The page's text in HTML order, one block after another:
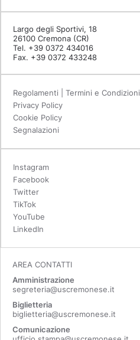
Largo degli Sportivi, 18
26100 Cremona (CR)
Tel. +39 0372 434016
Fax. +39 0372 433248
Regolamenti | Termini e Condizioni
Privacy Policy
Cookie Policy
Segnalazioni
Instagram
Facebook
Twitter
TikTok
YouTube
LinkedIn
AREA CONTATTI
Amministrazione
segreteria@uscremonese.it
Biglietteria
biglietteria@uscremonese.it
Comunicazione